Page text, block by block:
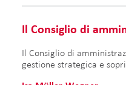
Il Consiglio di
Il Consiglio di
gestione strategica e